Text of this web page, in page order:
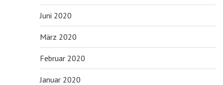
Juni 2020
März 2020
Februar 2020
Januar 2020